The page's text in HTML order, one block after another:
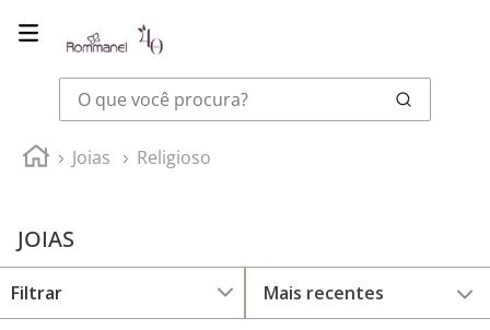
O que você procura?
Joias Religioso
JOIAS
Mais recentes